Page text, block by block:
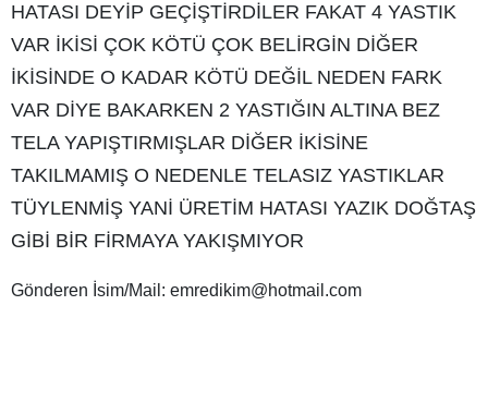
HATASI DEYİP GEÇİŞTİRDİLER FAKAT 4 YASTIK
VAR İKİSİ ÇOK KÖTÜ ÇOK BELİRGİN DİĞER
İKİSİNDE O KADAR KÖTÜ DEĞİL NEDEN FARK
VAR DİYE BAKARKEN 2 YASTIĞIN ALTINA BEZ
TELA YAPIŞTIRMIŞLAR DİĞER İKİSİNE
TAKILMAMIŞ O NEDENLE TELASIZ YASTIKLAR
TÜYLENMİŞ YANİ ÜRETİM HATASI YAZIK DOĞTAŞ
GİBİ BİR FİRMAYA YAKIŞMIYOR
Gönderen İsim/Mail: emredikim@hotmail.com